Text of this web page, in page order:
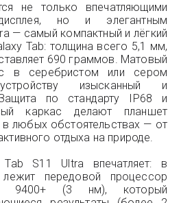
не только впечатляющими
дисплея, но и элегантным
— самый компактный и лёгкий
Tab: толщина всего 5,1 мм,
690 граммов. Матовый
в серебристом или сером
изысканный и
по стандарту IP68 и
каркас делают планшет
любых обстоятельствах — от
отдыха на природе.
Tab S11 Ultra впечатляет: в
передовой процессор
9400+ (3 нм), который